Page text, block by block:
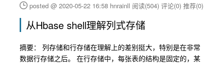
posted @ 2020-05-22 16:58 hnrainll 阅读(504) 评论(0) 推荐(0)
从Hbase shell理解列式存储
摘要： 列存储和行存储在理解上的差别挺大，特别是在非常
数据行存储之后。 在行存储中，每张表的结构是固定的，某